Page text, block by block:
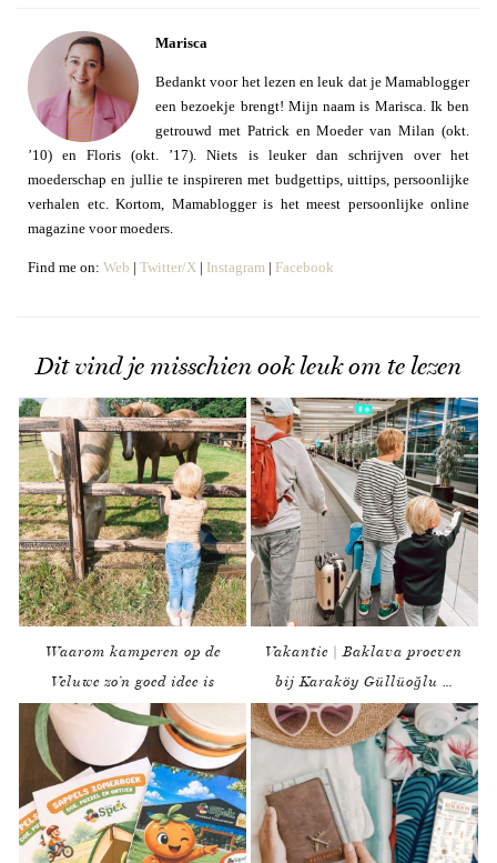
Marisca
Bedankt voor het lezen en leuk dat je Mamablogger
een bezoekje brengt! Mijn naam is Marisca. Ik ben
getrouwd met Patrick en Moeder van Milan (okt.
’10) en Floris (okt. ’17). Niets is leuker dan schrijven over het
moederschap en jullie te inspireren met budgettips, uittips, persoonlijke
verhalen etc. Kortom, Mamablogger is het meest persoonlijke online
magazine voor moeders.
Find me on: Web | Twitter/X | Instagram | Facebook
Dit vind je misschien ook leuk om te lezen
Waarom kamperen op de
Veluwe zo’n goed idee is
Vakantie | Baklava proeven
bij Karaköy Güllüoğlu …